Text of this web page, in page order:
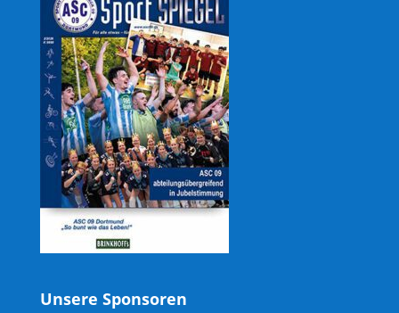
Unsere Sponsoren